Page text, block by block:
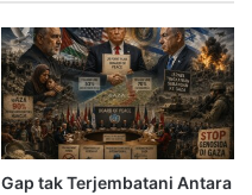
Gap tak Terjembatani Antara